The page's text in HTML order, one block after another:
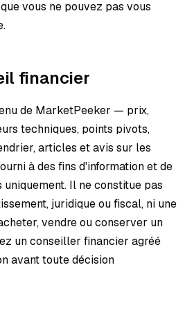
vous ne pouvez pas vous
financier
de MarketPeeker — prix,
techniques, points pivots,
articles et avis sur les
à des fins d'information et de
Il ne constitue pas
juridique ou fiscal, ni une
vendre ou conserver un
un conseiller financier agréé
avant toute décision